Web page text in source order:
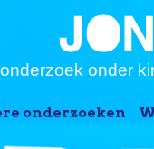
onder
onderzoeken